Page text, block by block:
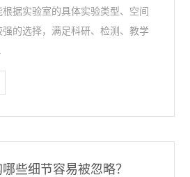
据实验室的具体实验类型、空间
的选择，满足科研、检测、教学
些细节容易被忽略？